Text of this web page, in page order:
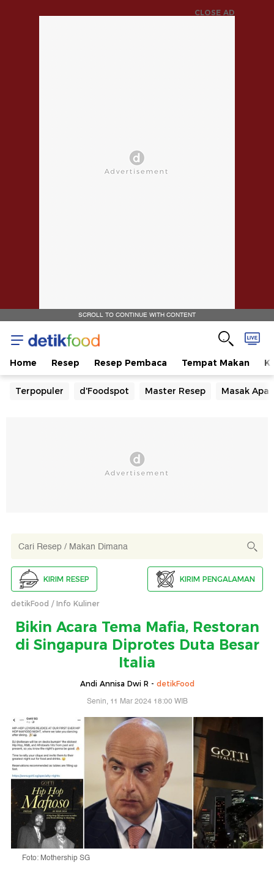
CLOSE AD
SCROLL TO CONTINUE WITH CONTENT
Home Resep Resep Pembaca Tempat Makan
Terpopuler d'Foodspot Master Resep Masak Apa
KIRIM RESEP KIRIM PENGALAMAN
detikFood Info Kuliner
Bikin Acara Tema Mafia, Restoran
di Singapura Diprotes Duta Besar
Italia
Andi Annisa Dwi R - detikFood
Senin, 11 Mar 2024 18:00 WIB
Foto: Mothership SG